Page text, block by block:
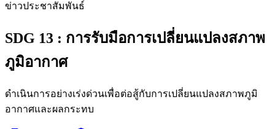
ข่าวประชาสัมพันธ์
SDG 13 : การรับมือการเปลี่ยนแปลงสภาพ
ภูมิอากาศ
ดำเนินการอย่างเร่งด่วนเพื่อต่อสู้กับการเปลี่ยนแปลงสภาพภูมิ
อากาศและผลกระทบ